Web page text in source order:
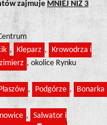
zajmuje MNIEJ NIŻ 3
, Kleparz , Krowodrza i
, okolice Rynku
, Podgórze ,
Bonarka
, Salwator i